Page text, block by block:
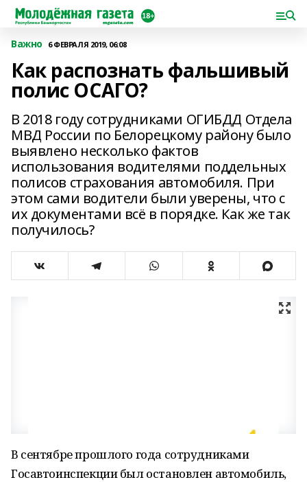
Важно 6 ФЕВРАЛЯ 2019, 06:08
Как распознать фальшивый
полис ОСАГО?
В 2018 году сотрудниками ОГИБДД Отдела
МВД России по Белорецкому району было
выявлено несколько фактов
использования водителями поддельных
полисов страхования автомобиля. При
этом сами водители были уверены, что с
их документами всё в порядке. Как же так
получилось?
В сентябре прошлого года сотрудниками
Госавтоинспекции был остановлен автомобиль,